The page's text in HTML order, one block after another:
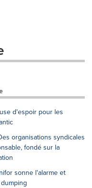
d'espoir pour les
organisations syndicales
fondé sur la
sonne l'alarme et